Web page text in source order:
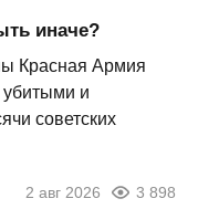
иначе?
Красная Армия
убитыми и
советских
2 авг 2026 3 898